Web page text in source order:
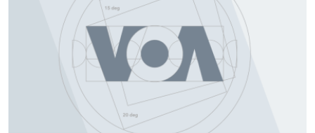
فرهنگ و زندگی
حقوق شهروندی
علم و فناوری
اسرائیل در جنگ
انتخابات ریاست جمهوری آمریکا ۲۰۲۴
حمله جمهوری اسلامی به اسرائیل
ورزش زنان در ایران
زبانهای مختلف